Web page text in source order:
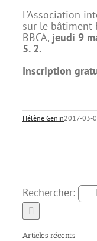
L’Association
sur le bâtiment
BBCA, jeudi 9
5. 2.
Inscription
Hélène Genin2017-03-
Rechercher:
Articles récents